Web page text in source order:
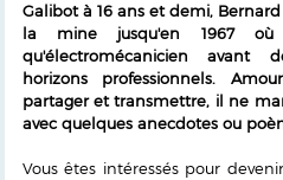
Galibot à 16 ans et demi,
la mine jusqu'en 1967
qu'électromécanicien avant
horizons professionnels.
partager et transmettre, il ne
avec quelques anecdotes ou
Vous êtes intéressés pour